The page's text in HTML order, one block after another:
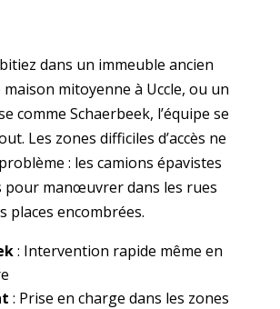
dans un immeuble ancien
maison mitoyenne à Uccle, ou un
comme Schaerbeek, l’équipe se
Les zones difficiles d’accès ne
: les camions épavistes
pour manœuvrer dans les rues
places encombrées.
: Intervention rapide même en
: Prise en charge dans les zones